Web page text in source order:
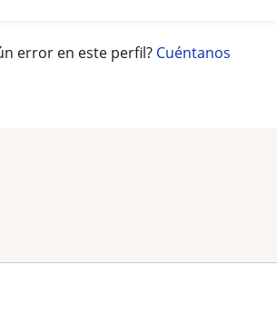
error en este perfil? Cuéntanos